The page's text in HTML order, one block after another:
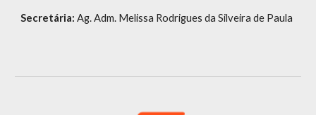
Secretária:Ag. Adm. Melissa Rodrigues da Silveira de Paula